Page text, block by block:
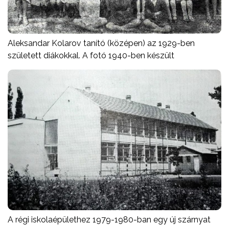
Aleksandar Kolarov tanító (középen) az 1929-ben
született diákokkal. A fotó 1940-ben készült
A régi iskolaépülethez 1979-1980-ban egy új szárnyat